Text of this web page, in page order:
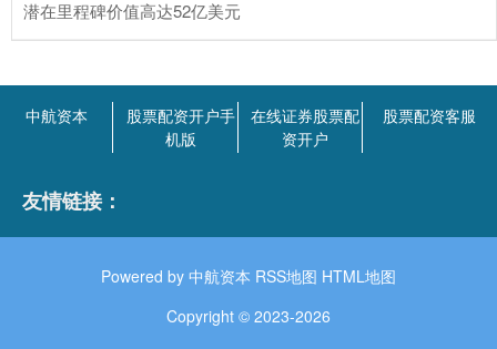
潜在里程碑价值高达52亿美元
中航资本
股票配资开户手
机版
在线证券股票配
资开户
股票配资客服
友情链接：
Powered by 中航资本 RSS地图 HTML地图
Copyright © 2023-2026